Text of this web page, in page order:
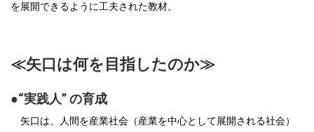
を展開できるように工夫された教材。
≪矢口は何を目指したのか≫
●“実践人” の育成
矢口は、人間を産業社会（産業を中心として展開される社会）